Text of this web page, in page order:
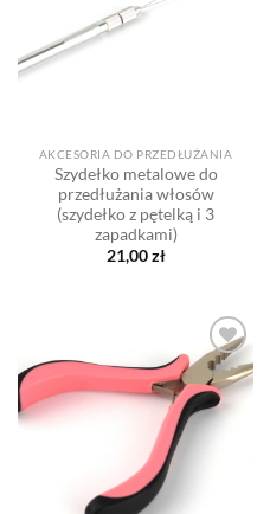
AKCESORIA DO PRZEDŁUŻANIA
Szydełko metalowe do
przedłużania włosów
(szydełko z pętelką i 3
zapadkami)
21,00zł
Dodaj
do listy
życzeń